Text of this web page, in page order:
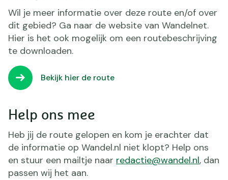
Wil je meer informatie over deze route en/of over
dit gebied? Ga naar de website van Wandelnet.
Hier is het ook mogelijk om een routebeschrijving
te downloaden.
Bekijk hier de route
Help ons mee
Heb jij de route gelopen en kom je erachter dat
de informatie op Wandel.nl niet klopt? Help ons
en stuur een mailtje naar redactie@wandel.nl, dan
passen wij het aan.